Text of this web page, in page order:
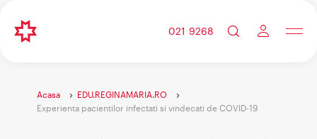
021 9268
Acasa
EDU.REGINAMARIA.RO
Experienta pacientilor infectati si vindecati de COVID-19